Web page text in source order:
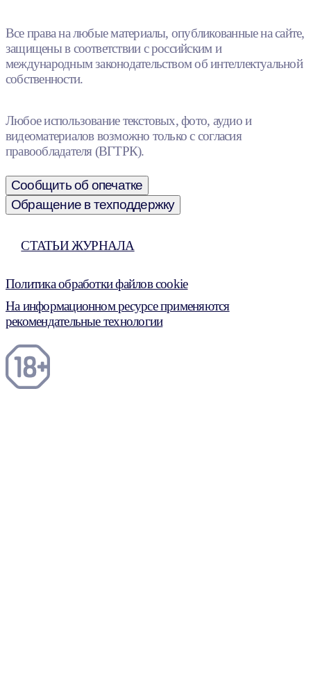
Все права на любые материалы, опубликованные на сайте,
защищены в соответствии с российским и
международным законодательством об интеллектуальной
собственности.
Любое использование текстовых, фото, аудио и
видеоматериалов возможно только с согласия
правообладателя (ВГТРК).
Сообщить об опечатке
Обращение в техподдержку
СТАТЬИ ЖУРНАЛА
Политика обработки файлов cookie
На информационном ресурсе применяются
рекомендательные технологии